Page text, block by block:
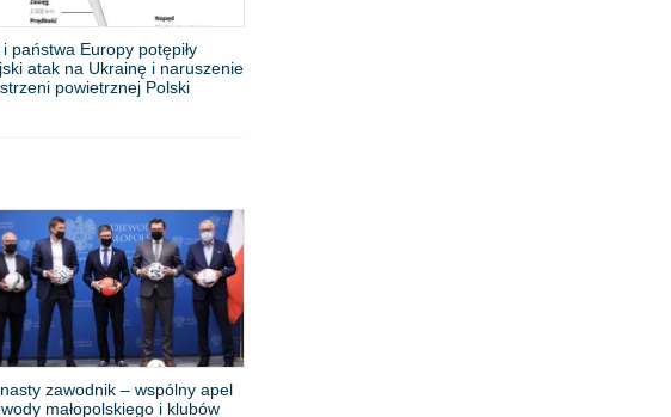
i państwa Europy potępiły
atak na Ukrainę i naruszenie
powietrznej Polski
zawodnik – wspólny apel
małopolskiego i klubów